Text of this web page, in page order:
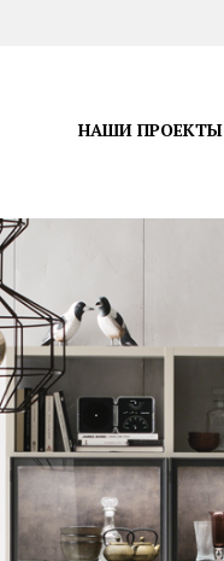
НАШИ ПРОЕКТЫ